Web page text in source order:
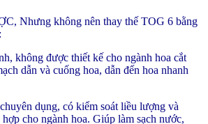
Nhưng không nên thay thế TOG 6 bằng
không được thiết kế cho ngành hoa cắt
dẫn và cuống hoa, dẫn đến hoa nhanh
dụng, có kiểm soát liều lượng và
cho ngành hoa. Giúp làm sạch nước,